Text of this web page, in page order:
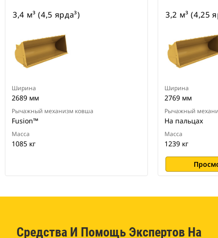
3,4 м³ (4,5 ярда³)
Ширина
2689 мм
Рычажный механизм ковша
Fusion™
Масса
1085 кг
3,2 м³ (4,25
Ширина
2769 мм
Рычажный
На пальцах
Масса
1239 кг
Средства И Помощь Экспертов На